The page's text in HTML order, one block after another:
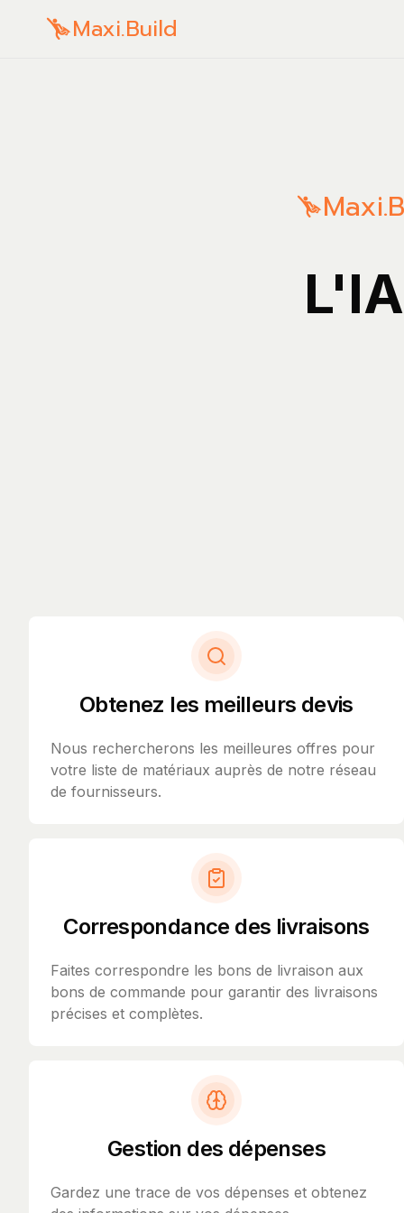
Maxi.Build
Obtenez les meilleurs devis
Nous rechercherons les meilleures offres pour
votre liste de matériaux auprès de notre réseau
de fournisseurs.
Correspondance des livraisons
Faites correspondre les bons de livraison aux
bons de commande pour garantir des livraisons
précises et complètes.
Gestion des dépenses
Gardez une trace de vos dépenses et obtenez